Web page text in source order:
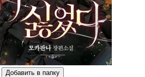
Добавить в папку